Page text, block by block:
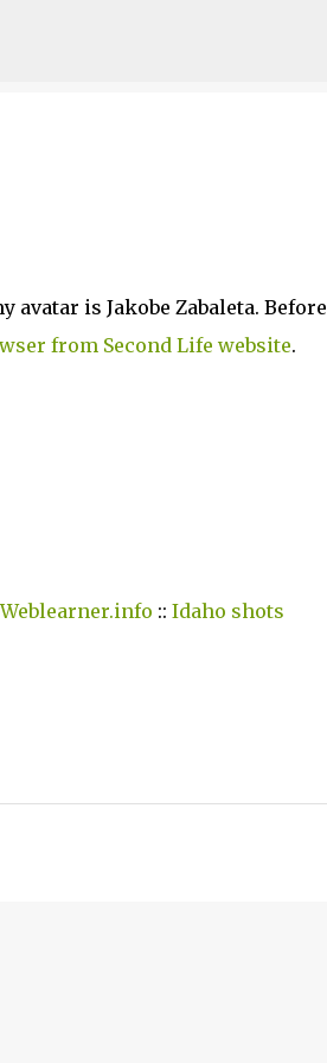
avatar is Jakobe Zabaleta. Before
from Second Life website.
Weblearner.info :: Idaho shots